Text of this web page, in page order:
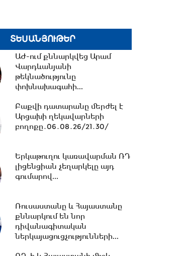
11:17 -Սպիտակում 23
բնակարան կհատկացվի
երկրաշարժի հետևանքով
անօթևան...
երկօրյա աշխատանքային
այցով մեկնել է...
որոնվում է 1992 թ. ծնված
Վահագ Մարտիրոսյանը
կոնցեռնի նախկին գլխավոր
տնօրենը կալանավորվել...
10:09 - Երեք նախարարություն
ՏԵՍԱՆՅՈՒԹԵՐ
ԱԺ-ում քննարկվեց Արամ
Վարդևանյանի
թեկնածությունը
փոխնախագահի...
Բաքվի դատարանը մերժել է
Արցախի ղեկավարների
բողոքը․06․08․26/21․30/
Երկաթուղու կառավարման ՌԴ
լիցենցիան չեղարկելը այդ
գումարով...
Ռուսաստանը և Հայաստանը
քննարկում են նոր
դիվանագիտական
ներկայացուցչությունների...